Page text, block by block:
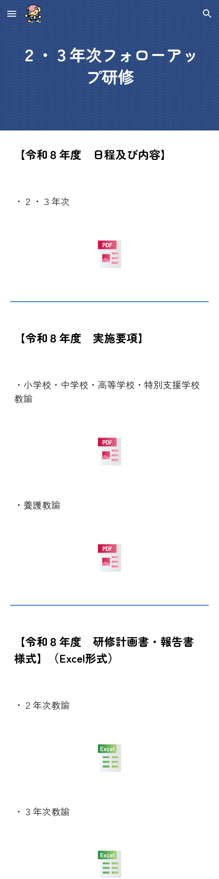
Skip to main content Skip to navigation
２・３年次フォローアッ
プ研修
【令和８年度 日程及び内容】
・ ２・３年次
【令和８年度 実施要項】
・小学校・中学校・高等学校・特別支援学校
教諭
・養護教諭
【令和 ８ 年度 研修計画書・報告書
様式】（Excel形式）
・ ２年次教諭
・ ３ 年次教諭